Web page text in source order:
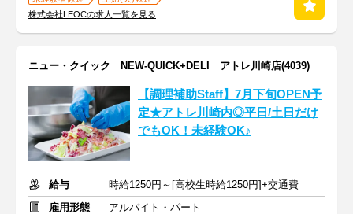
株式会社LEOCの求人一覧を見る
ニュー・クイック NEW-QUICK+DELI アトレ川崎店(4039)
【調理補助Staff】7月下旬OPEN予
定★アトレ川崎内◎平日/土日だけ
でもOK！未経験OK♪
給与
時給1250円～[高校生時給1250円]+交通費
雇用形態
アルバイト・パート